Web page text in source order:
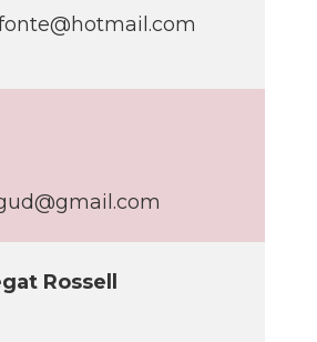
Rossell